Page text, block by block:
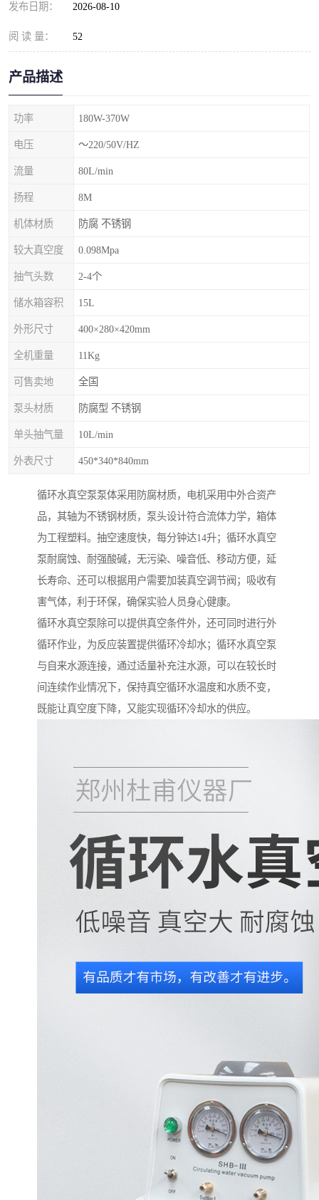
发布日期： 2026-08-10
阅 读 量： 52
产品描述
功率 180W-370W
电压 ～220/50V/HZ
流量 80L/min
扬程 8M
机体材质 防腐 不锈钢
较大真空度 0.098Mpa
抽气头数 2-4个
储水箱容积 15L
外形尺寸 400×280×420mm
全机重量 11Kg
可售卖地 全国
泵头材质 防腐型 不锈钢
单头抽气量 10L/min
外表尺寸 450*340*840mm
循环水真空泵泵体采用防腐材质，电机采用中外合资产
品，其轴为不锈钢材质，泵头设计符合流体力学，箱体
为工程塑料。抽空速度快，每分钟达14升；循环水真空
泵耐腐蚀、耐强酸碱，无污染、噪音低、移动方便，延
长寿命、还可以根据用户需要加装真空调节阀；吸收有
害气体，利于环保，确保实验人员身心健康。
循环水真空泵除可以提供真空条件外，还可同时进行外
循环作业，为反应装置提供循环冷却水；循环水真空泵
与自来水源连接，通过适量补充注水源，可以在较长时
间连续作业情况下，保持真空循环水温度和水质不变，
既能让真空度下降，又能实现循环冷却水的供应。